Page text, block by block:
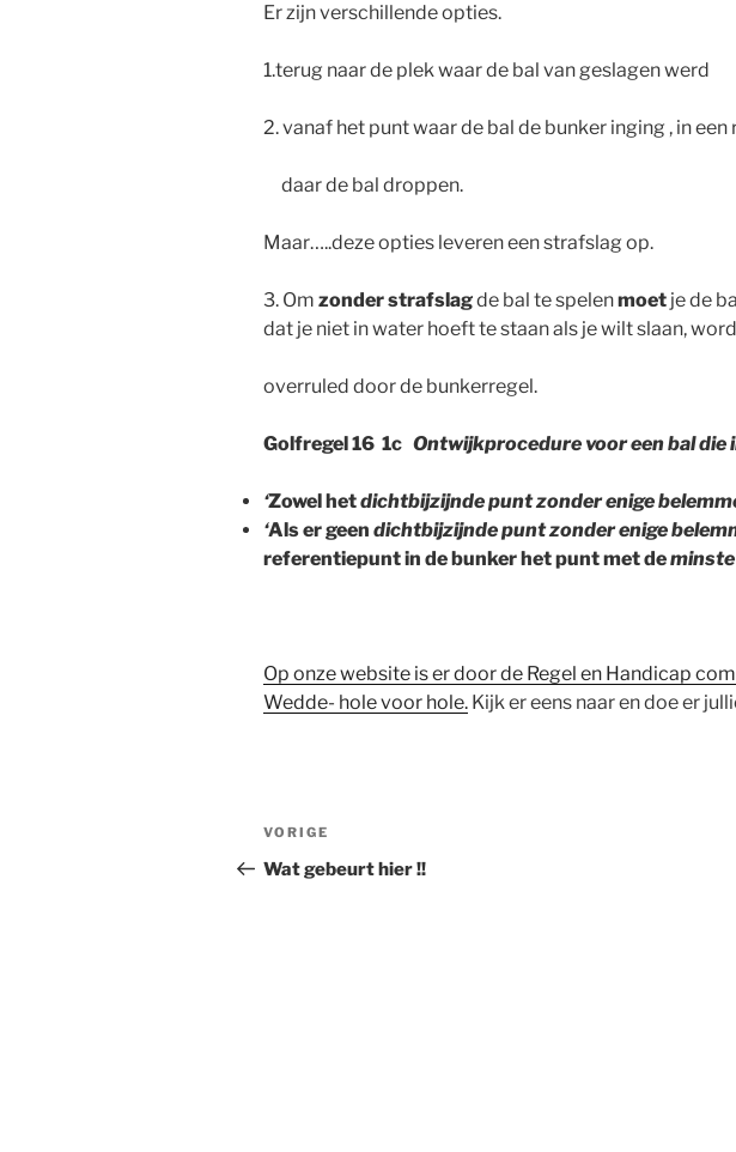
Er zijn verschillende opties.
1.terug naar de plek waar de bal van geslagen werd
2. vanaf het punt waar de bal de bunker inging , in
daar de bal droppen.
Maar…..deze opties leveren een strafslag op.
3. Om zonder strafslagde bal te spelenmoet je de
dat je niet in water hoeft te staan als je wilt slaan,
overruled door de bunkerregel.
Golfregel 16 1c Ontwijkprocedure voor een bal die
‘Zowel hetdichtbijzijnde punt zonder enige
‘Als ergeen dichtbijzijnde punt zonder enige
referentiepunt in de bunker het punt met de
Op onze website is er door de Regel en Handicap
Wedde- hole voor hole. Kijk er eens naar en doe er
Bericht
navigatie
Vorig
bericht
VORIGE
Wat gebeurt hier !!